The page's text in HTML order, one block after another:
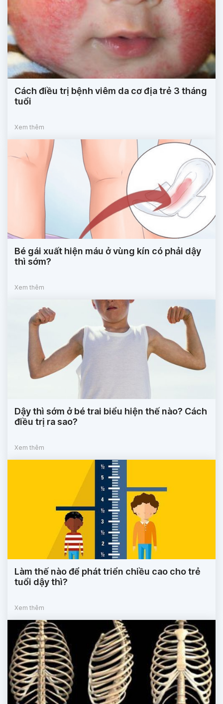
Cách điều trị bệnh viêm da cơ địa trẻ 3 tháng
tuổi
Xem thêm
Bé gái xuất hiện máu ở vùng kín có phải dậy
thì sớm?
Xem thêm
Dậy thì sớm ở bé trai biểu hiện thế nào? Cách
điều trị ra sao?
Xem thêm
Làm thế nào để phát triển chiều cao cho trẻ
tuổi dậy thì?
Xem thêm